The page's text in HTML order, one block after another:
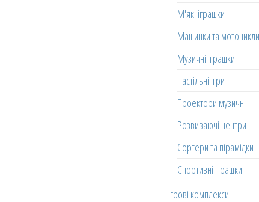
М'які іграшки
Машинки та мотоцикли
Музичні іграшки
Настільні ігри
Проектори музичні
Розвиваючі центри
Сортери та пірамідки
Спортивні іграшки
Ігрові комплекси